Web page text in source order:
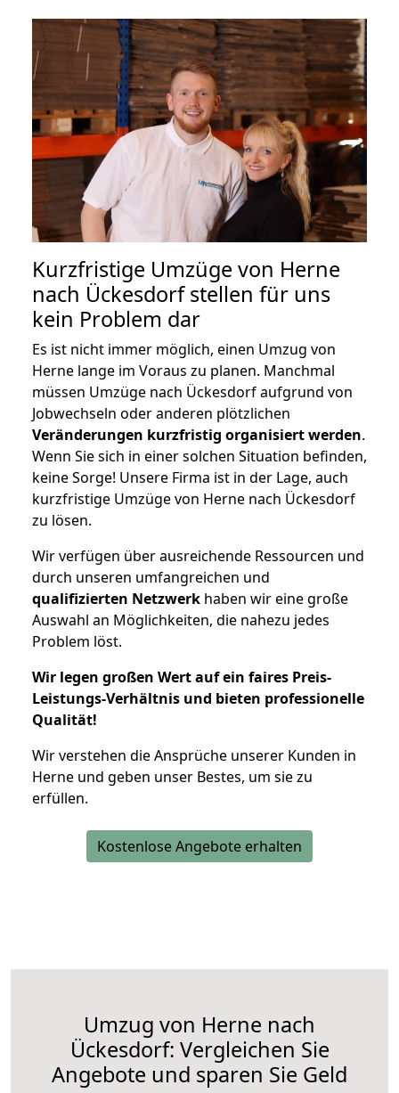
Kurzfristige Umzüge von Herne
nach Ückesdorf stellen für uns
kein Problem dar
Es ist nicht immer möglich, einen Umzug von
Herne lange im Voraus zu planen. Manchmal
müssen Umzüge nach Ückesdorf aufgrund von
Jobwechseln oder anderen plötzlichen
Veränderungen kurzfristig organisiert werden.
Wenn Sie sich in einer solchen Situation befinden,
keine Sorge! Unsere Firma ist in der Lage, auch
kurzfristige Umzüge von Herne nach Ückesdorf
zu lösen.
Wir verfügen über ausreichende Ressourcen und
durch unseren umfangreichen und
qualifizierten Netzwerk haben wir eine große
Auswahl an Möglichkeiten, die nahezu jedes
Problem löst.
Wir legen großen Wert auf ein faires Preis-
Leistungs-Verhältnis und bieten professionelle
Qualität!
Wir verstehen die Ansprüche unserer Kunden in
Herne und geben unser Bestes, um sie zu
erfüllen.
Kostenlose Angebote erhalten
Umzug von Herne nach
Ückesdorf: Vergleichen Sie
Angebote und sparen Sie Geld